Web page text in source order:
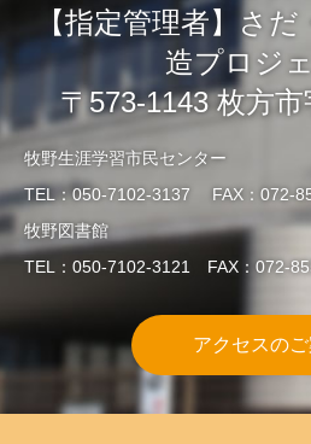
【指定管理者】さ
造プロジ
〒573-1143 枚方
牧野生涯学習市民センター
TEL：050-7102-3137 FAX：072-
牧野図書館
TEL：050-7102-3121 FAX：072-
アクセスの